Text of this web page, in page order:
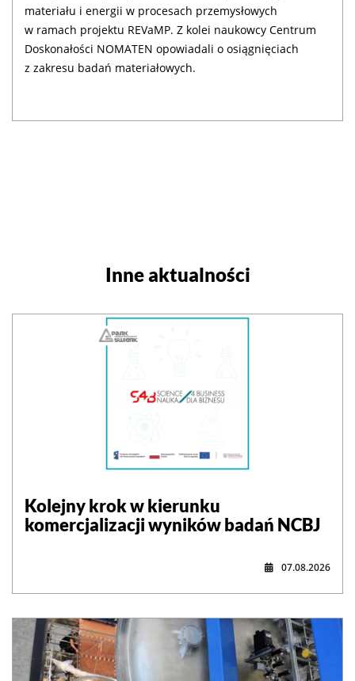
materiału i energii w procesach przemysłowych
w ramach projektu REVaMP. Z kolei naukowcy Centrum
Doskonałości NOMATEN opowiadali o osiągnięciach
z zakresu badań materiałowych.
Inne aktualności
Kolejny krok w kierunku
komercjalizacji wyników badań NCBJ
07.08.2026